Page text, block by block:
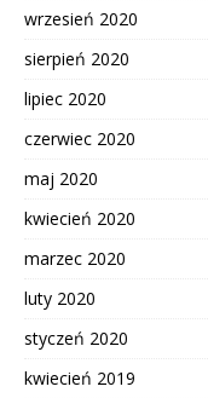
wrzesień 2020
sierpień 2020
lipiec 2020
czerwiec 2020
maj 2020
kwiecień 2020
marzec 2020
luty 2020
styczeń 2020
kwiecień 2019